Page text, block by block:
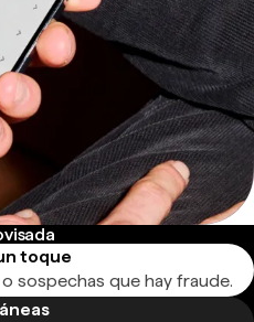
toque
sospechas que hay fraude.